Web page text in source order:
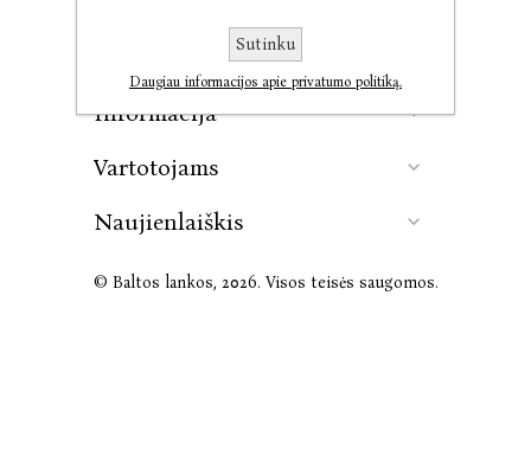
Informacija
Vartotojams
Naujienlaiškis
© Baltos lankos, 2026. Visos teisės saugomos.
Sutinku
Daugiau informacijos apie privatumo politiką.